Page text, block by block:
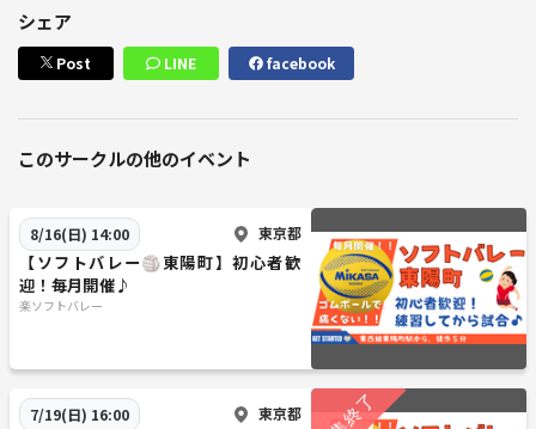
シェア
Post LINE facebook
このサークルの他のイベント
8/16(日) 14:00 東京都
【ソフトバレー🏐東陽町】初心者歓
迎！毎月開催♪
楽ソフトバレー
7/19(日) 16:00 東京都